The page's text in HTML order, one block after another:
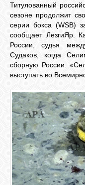
ВОПРОСЫ /
ОТВЕТЫ
КОНТАКТЫ
RSS
VK
GOOGLE+
Титулованный
сезоне продолжит
серии бокса (WSB)
сообщает ЛезгиЯр.
России, судья
Судаков, когда
сборную России.
выступать во